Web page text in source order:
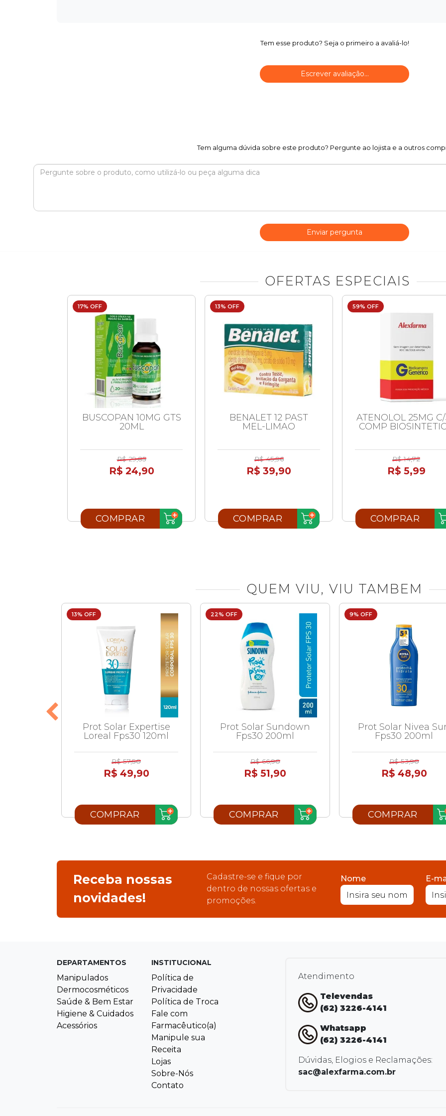
Tem esse produto? Seja o primeiro a avaliá-lo!
Escrever avaliação...
Tem alguma dúvida sobre este produto? Pergunte ao lojista e a outros
Enviar pergunta
OFERTAS ESPECIAIS
17% OFF
BUSCOPAN 10MG GTS
20ML
R$ 29,85
R$ 24,90
COMPRAR
13% OFF
BENALET 12 PAST
MEL-LIMAO
R$ 45,96
R$ 39,90
COMPRAR
59% OFF
ATENOLOL 25MG
COMP
R$ 14,72
R$ 5,99
COMPRAR
QUEM VIU, VIU TAMBEM
13% OFF
Prot Solar Expertise
Loreal Fps30 120ml
R$ 57,50
R$ 49,90
COMPRAR
22% OFF
Prot Solar Sundown
Fps30 200ml
R$ 66,90
R$ 51,90
COMPRAR
9% OFF
Prot Solar Nivea
Fps30 200ml
R$ 53,90
R$ 48,90
COMPRAR
Receba nossas
novidades!
Cadastre-se e fique por
dentro de nossas ofertas e
promoções.
Nome E-
DEPARTAMENTOS
Manipulados
Dermocosméticos
Saúde & Bem Estar
Higiene & Cuidados
Acessórios
INSTITUCIONAL
Política de
Privacidade
Política de Troca
Fale com
Farmacêutico(a)
Manipule sua
Receita
Lojas
Sobre-Nós
Contato
Atendimento
Televendas
(62) 3226-4141
Whatsapp
(62) 3226-4141
Dúvidas, Elogios e Reclamações:
sac@alexfarma.com.br